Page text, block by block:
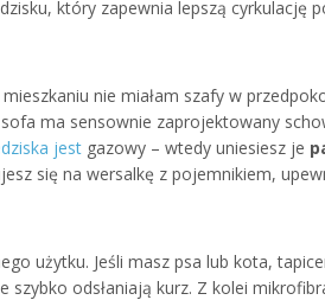
który zapewnia lepszą
nie miałam szafy w
ma sensownie zaprojektowany
jest gazowy – wtedy uniesiesz je
się na wersalkę z pojemnikiem,
użytku. Jeśli masz psa lub kota,
odsłaniają kurz. Z kolei